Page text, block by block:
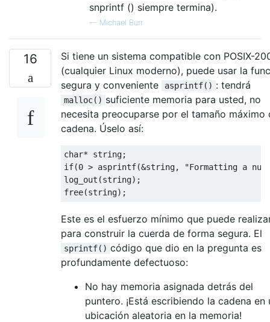
snprintf () siempre termina).
— Michael Burr
16
Si tiene un sistema compatible con POSIX-
(cualquier Linux moderno), puede usar la
segura y conveniente
asprintf() : tendrá
malloc() suficiente memoria para usted, no
necesita preocuparse por el tamaño máximo
cadena. Úselo así:
char* string;
if(0 > asprintf(&string,
"Formatting a
log_out (string);
free(string);
Este es el esfuerzo mínimo que puede
para construir la cuerda de forma segura. El
sprintf() código que dio en la pregunta es
profundamente defectuoso:
No hay memoria asignada detrás del
puntero. ¡Está escribiendo la cadena en
ubicación aleatoria en la memoria!